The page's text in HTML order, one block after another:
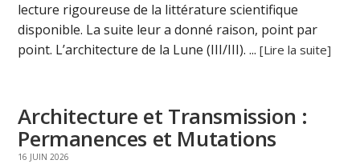
lecture rigoureuse de la littérature scientifique
disponible. La suite leur a donné raison, point par
point. L’architecture de la Lune (III/III). ...[Lire la suite]
Architecture et Transmission :
Permanences et Mutations
16 JUIN 2026